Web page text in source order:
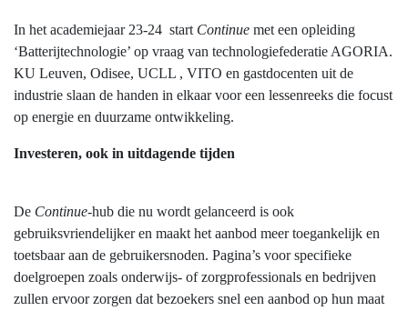
In het academiejaar 23-24 start Continue met een opleiding
‘Batterijtechnologie’ op vraag van technologiefederatie AGORIA.
KU Leuven, Odisee, UCLL , VITO en gastdocenten uit de
industrie slaan de handen in elkaar voor een lessenreeks die focust
op energie en duurzame ontwikkeling.
Investeren, ook in uitdagende tijden
De Continue-hub die nu wordt gelanceerd is ook
gebruiksvriendelijker en maakt het aanbod meer toegankelijk en
toetsbaar aan de gebruikersnoden. Pagina’s voor specifieke
doelgroepen zoals onderwijs- of zorgprofessionals en bedrijven
zullen ervoor zorgen dat bezoekers snel een aanbod op hun maat